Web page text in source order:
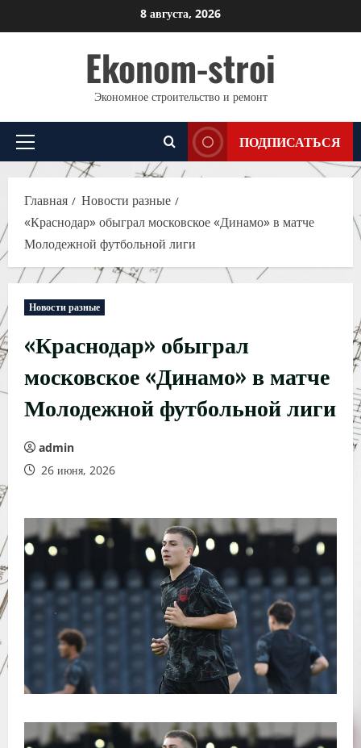
к
8 августа, 2026
Ekonom-stroi
Экономное строительство и ремонт
Основное
меню
ПОДПИСАТЬСЯ
Главная
Новости разные
«Краснодар» обыграл московское «Динамо» в матче
Молодежной футбольной лиги
Новости разные
«Краснодар» обыграл
московское «Динамо» в матче
Молодежной футбольной лиги
admin
26 июня, 2026